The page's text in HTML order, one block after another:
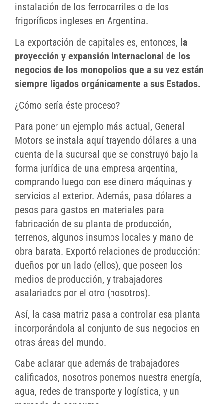
instalación de los ferrocarriles o de los
frigoríficos ingleses en Argentina.
La exportación de capitales es, entonces, la
proyección y expansión internacional de los
negocios de los monopolios que a su vez están
siempre ligados orgánicamente a sus Estados.
¿Cómo sería éste proceso?
Para poner un ejemplo más actual, General
Motors se instala aquí trayendo dólares a una
cuenta de la sucursal que se construyó bajo la
forma jurídica de una empresa argentina,
comprando luego con ese dinero máquinas y
servicios al exterior. Además, pasa dólares a
pesos para gastos en materiales para
fabricación de su planta de producción,
terrenos, algunos insumos locales y mano de
obra barata. Exportó relaciones de producción:
dueños por un lado (ellos), que poseen los
medios de producción, y trabajadores
asalariados por el otro (nosotros).
Así, la casa matriz pasa a controlar esa planta
incorporándola al conjunto de sus negocios en
otras áreas del mundo.
Cabe aclarar que además de trabajadores
calificados, nosotros ponemos nuestra energía,
agua, redes de transporte y logística, y un